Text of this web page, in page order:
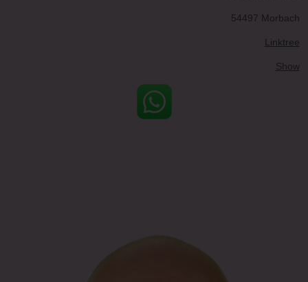
54497 Morbach
Linktree
Show